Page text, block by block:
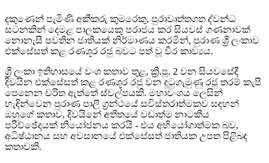
දකුණෙන් පැමිණි අකීකරු කුමරෙකු, පුරාවෘත්තගත ද්වන්ධ
සටනකින් දෙමළ පාලකයෙකු පරාජය කර සියවස් ගණනාවක්
නොනැසී පවතින ජාතියක් නිර්මාණය කරමින්, පුරාණ ශ්‍රී ලංකාව
එක්සේසත් කළ රණශූර රජු බවට පත් වූ වීර කාව්‍යය.
ශ්‍රී ලංකා ඉතිහාසයේ වංශ කතාව තුළ, ක්‍රි.පූ. 2 වන සියවසේදී
දිවයින එක්සේසත් කළ රණශූර රජු වන දුටුගැමුණු රජු තරම් කැපී
පෙනෙන චරිත ඇත්තේ ස්වල්පයකි. මහාවංශය ලෙසින්
හැඳින්වෙන පුරාණ පාලි ග්‍රන්ථයේ සවිස්තරාත්මකව සඳහන්
ඔහුගේ කතාව, දිවයිනේ අතීතයේ වඩාත්ම නාටකීය
පරිච්ඡේදයක් නියෝජනය කරයි - එය අභියෝගාත්මක බව,
අධිෂ්ඨානය සහ අවසානයේ එක්සේසත් ජාතියක උපත පිළිබඳ
කතාවකි.